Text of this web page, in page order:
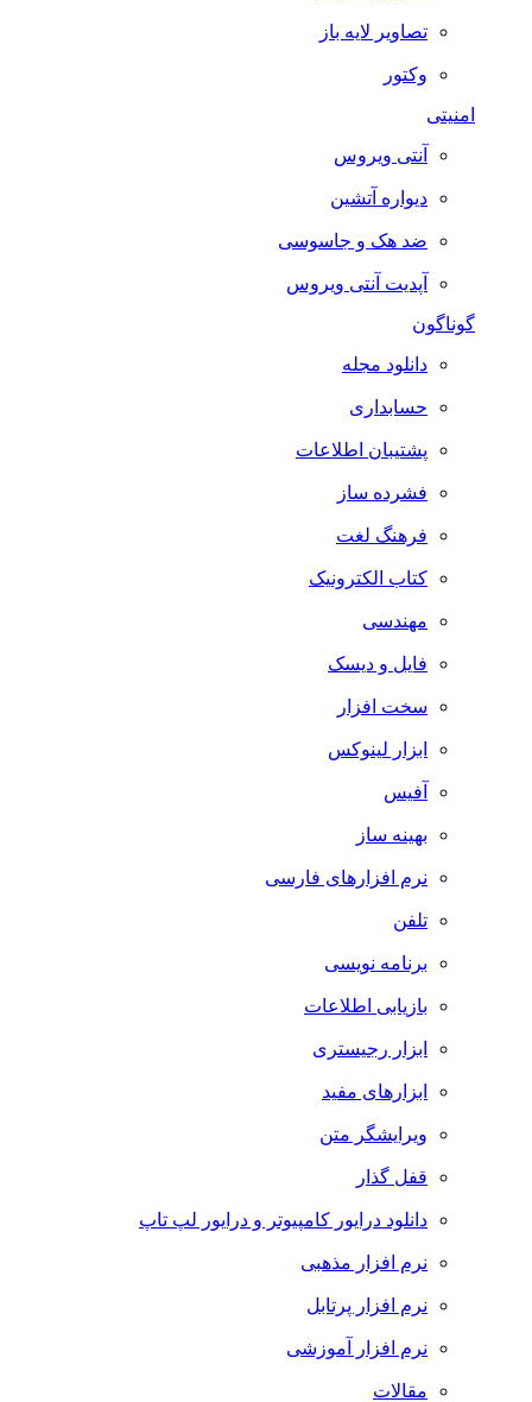
تصاویر لایه باز
وکتور
امنیتی
آنتی ویروس
دیواره آتشین
ضد هک و جاسوسی
آپدیت آنتی ویروس
گوناگون
دانلود مجله
حسابداری
پشتیبان اطلاعات
فشرده ساز
فرهنگ لغت
کتاب الکترونیک
مهندسی
فایل و دیسک
سخت افزار
ابزار لینوکس
آفیس
بهینه ساز
نرم افزارهای فارسی
تلفن
برنامه نویسی
بازیابی اطلاعات
ابزار رجیستری
ابزارهای مفید
ویرایشگر متن
قفل گذار
دانلود درایور کامپیوتر و درایور لپ تاپ
نرم افزار مذهبی
نرم افزار پرتابل
نرم افزار آموزشی
مقالات